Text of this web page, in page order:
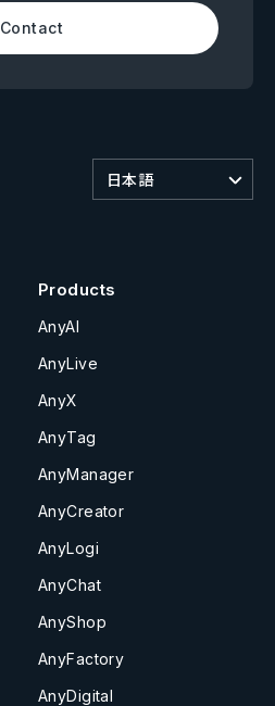
Contact
日本語
Products
AnyAI
AnyLive
AnyX
AnyTag
AnyManager
AnyCreator
AnyLogi
AnyChat
AnyShop
AnyFactory
AnyDigital